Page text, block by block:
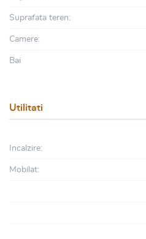
Suprafata teren:
Camere:
Bai
Utilitati
Incalzire:
Mobilat: